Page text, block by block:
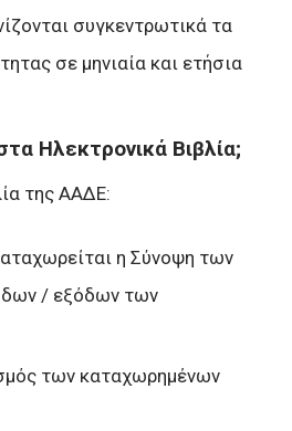
συγκεντρωτικά τα
σε μηνιαία και ετήσια
Ηλεκτρονικά Βιβλία;
της ΑΑΔΕ:
η Σύνοψη των
/ εξόδων των
των καταχωρημένων